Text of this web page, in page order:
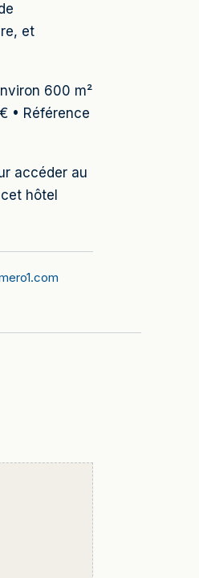
et
600 m²
• Référence
accéder au
hôtel